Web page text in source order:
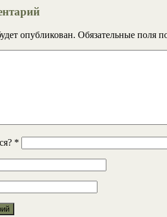
опубликован. Обязательные поля
*